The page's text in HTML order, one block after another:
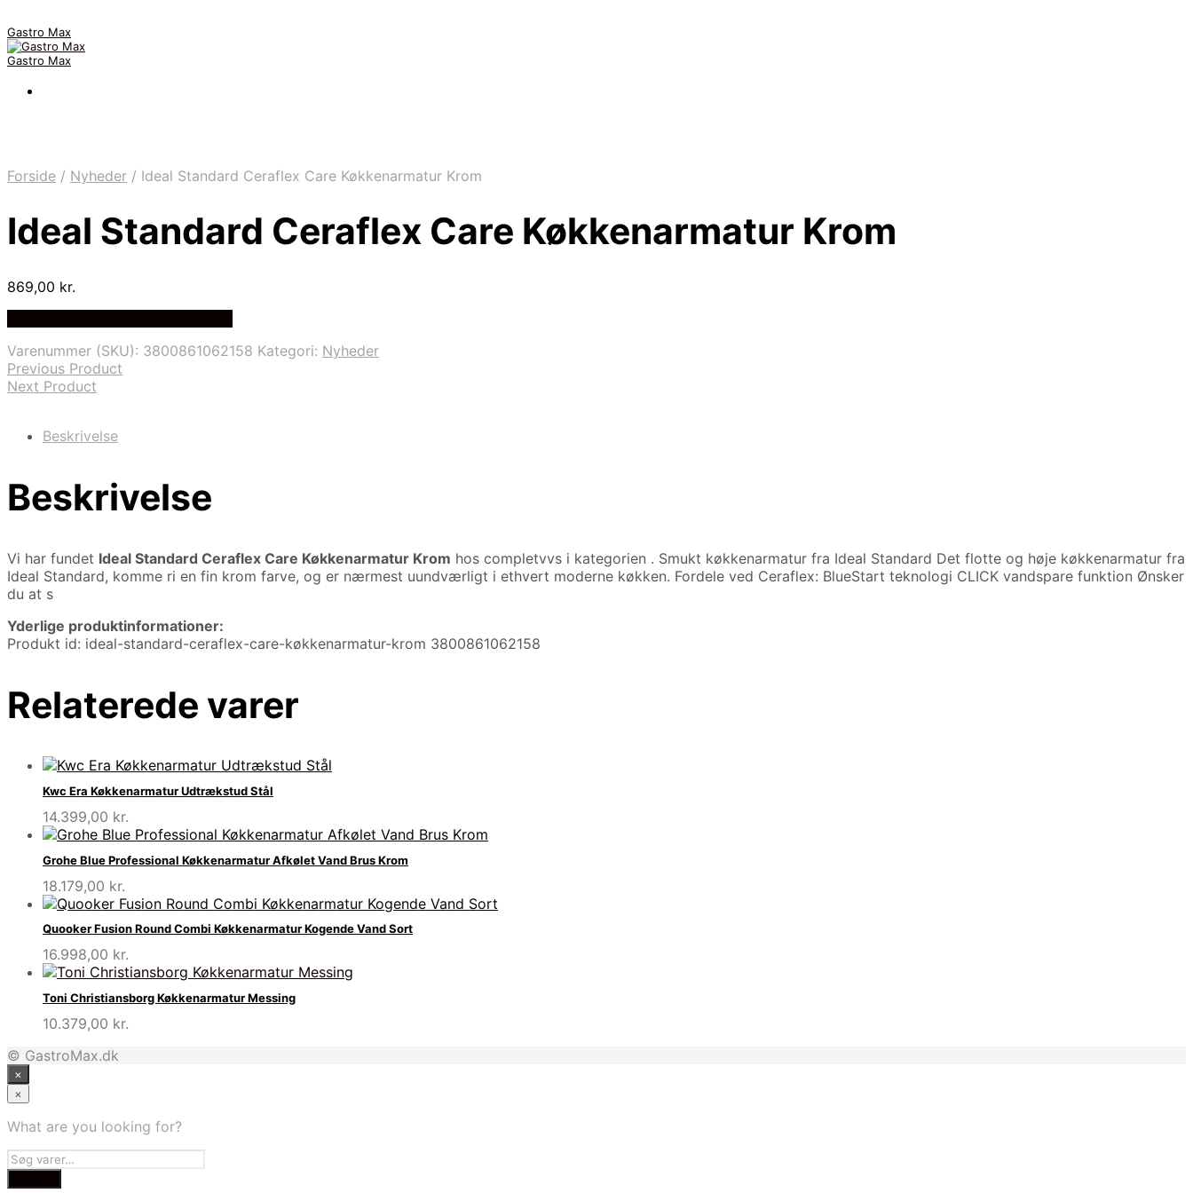
Gastro Max
Gastro Max
Forside / Nyheder / Ideal Standard Ceraflex Care Køkkenarmatur Krom
Ideal Standard Ceraflex Care Køkkenarmatur Krom
869,00 kr.
Varenummer (SKU): 3800861062158 Kategori: Nyheder
Previous Product
Next Product
Beskrivelse
Beskrivelse
Vi har fundet Ideal Standard Ceraflex Care Køkkenarmatur Krom hos completvvs i kategorien . Smukt køkkenarmatur fra Ideal Standard Det flotte og høje køkkenarmatur fra
Ideal Standard, komme ri en fin krom farve, og er nærmest uundværligt i ethvert moderne køkken. Fordele ved Ceraflex: BlueStart teknologi CLICK vandspare funktion Ønsker
du at s
Yderlige produktinformationer:
Produkt id: ideal-standard-ceraflex-care-køkkenarmatur-krom 3800861062158
Relaterede varer
Kwc Era Køkkenarmatur Udtrækstud Stål
14.399,00 kr.
Grohe Blue Professional Køkkenarmatur Afkølet Vand Brus Krom
18.179,00 kr.
Quooker Fusion Round Combi Køkkenarmatur Kogende Vand Sort
16.998,00 kr.
Toni Christiansborg Køkkenarmatur Messing
10.379,00 kr.
© GastroMax.dk
×
×
What are you looking for?